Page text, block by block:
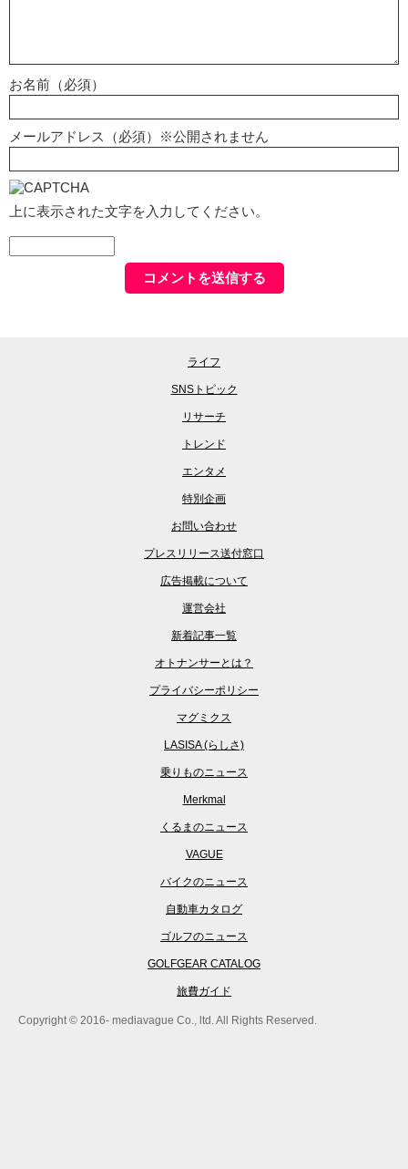
お名前（必須）
メールアドレス（必須）※公開されません
上に表示された文字を入力してください。
ライフ
SNSトピック
リサーチ
トレンド
エンタメ
特別企画
お問い合わせ
プレスリリース送付窓口
広告掲載について
運営会社
新着記事一覧
オトナンサーとは？
プライバシーポリシー
マグミクス
LASISA (らしさ)
乗りものニュース
Merkmal
くるまのニュース
VAGUE
バイクのニュース
自動車カタログ
ゴルフのニュース
GOLFGEAR CATALOG
旅費ガイド
Copyright © 2016- mediavague Co., ltd. All Rights Reserved.